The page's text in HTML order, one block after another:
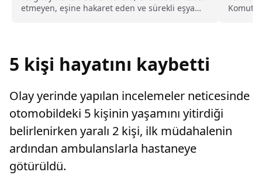
etmeyen, eşine hakaret eden ve sürekli eşya
5 kişi hayatını kaybetti
Olay yerinde yapılan incelemeler neticesinde
otomobildeki 5 kişinin yaşamını yitirdiği
belirlenirken yaralı 2 kişi, ilk müdahalenin
ardından ambulanslarla hastaneye
götürüldü.